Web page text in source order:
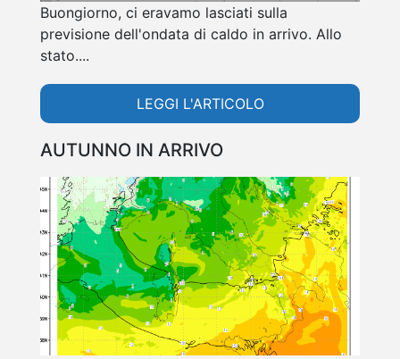
Buongiorno, ci eravamo lasciati sulla
previsione dell'ondata di caldo in arrivo. Allo
stato....
LEGGI L'ARTICOLO
AUTUNNO IN ARRIVO